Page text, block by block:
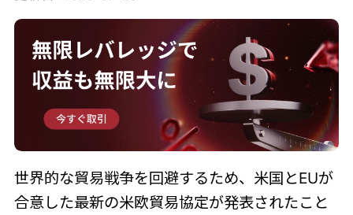
世界的な貿易戦争を回避するため、米国とEUが
合意した最新の米欧貿易協定が発表されたこと